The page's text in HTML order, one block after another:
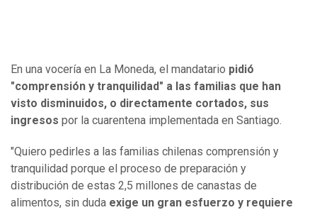
En una vocería en La Moneda, el mandatario pidió
"comprensión y tranquilidad" a las familias que han
visto disminuidos, o directamente cortados, sus
ingresos por la cuarentena implementada en Santiago.
"Quiero pedirles a las familias chilenas comprensión y
tranquilidad porque el proceso de preparación y
distribución de estas 2,5 millones de canastas de
alimentos, sin duda exige un gran esfuerzo y requiere